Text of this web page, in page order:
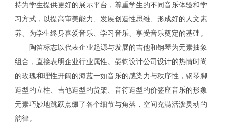
持为学生提供更好的展示平台，尊重学生的不同音乐体验和学
习方式，以提高审美能力、发展创造性思维、形成好的人文素
养、为学生终身喜爱音乐、学习音乐、享受音乐奠定的基础。
陶笛标志以代表企业起源与发展的吉他和钢琴为元素抽象
组合，直接表明企业行业属性。晏钧设计公司设计的热情时尚
的玫瑰和理性开阔的海蓝一如音乐的感染力与秩序性，钢琴脚
造型的立柱、吉他造型的货架、音符造型的价签座音乐的形象
元素巧妙地跳跃点缀了各个细节与角落，空间充满活泼灵动的
韵律。